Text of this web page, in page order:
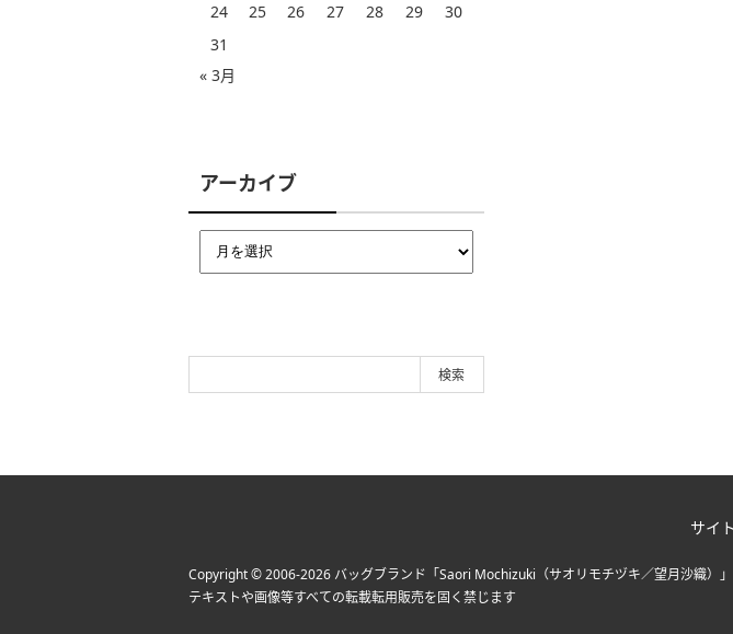
24
25 26 27 28 29
30
31
« 3月
アーカイブ
サイ
Copyright © 2006-2026 バッグブランド「Saori Mochizuki（サオリモチヅキ／望月沙織）
テキストや画像等すべての転載転用販売を固く禁じます